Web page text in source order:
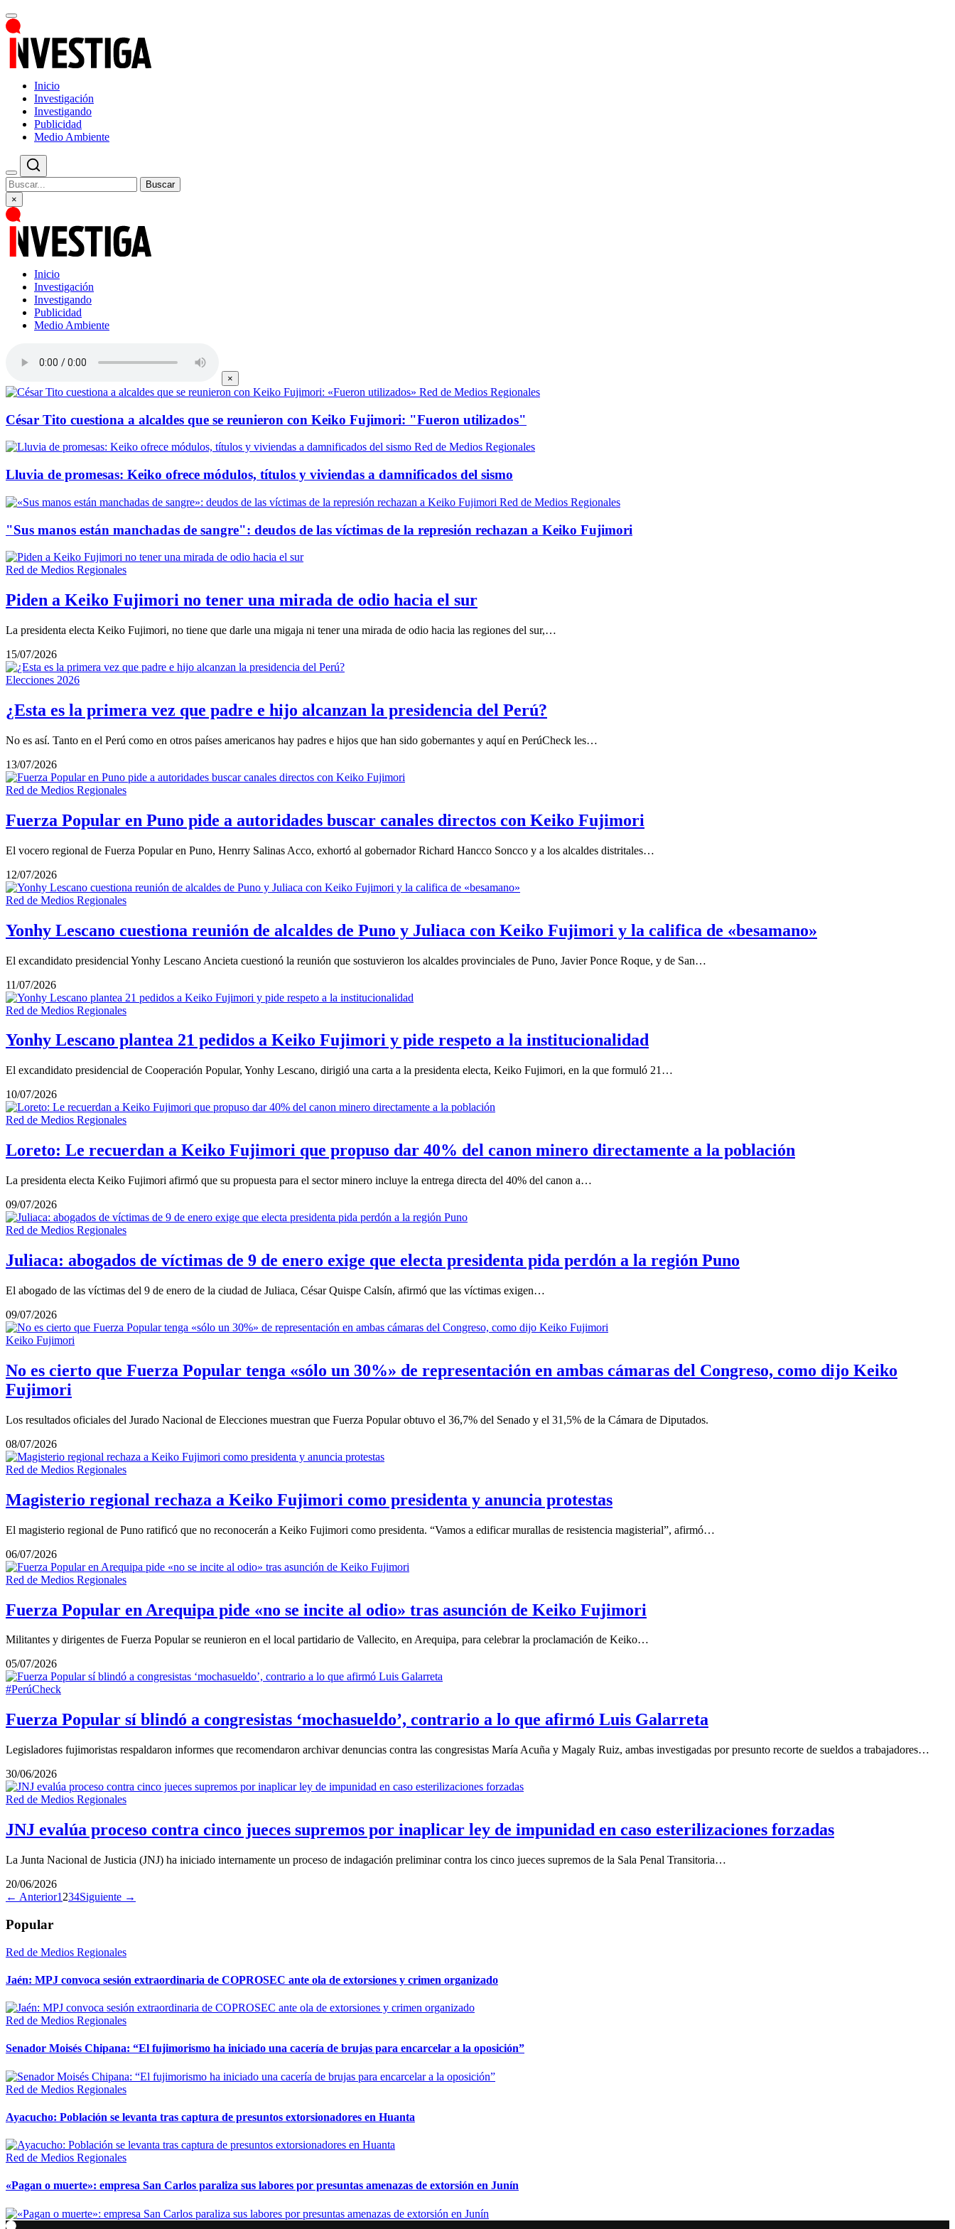
Inicio
Investigación
Investigando
Publicidad
Medio Ambiente
Buscar
×
Inicio
Investigación
Investigando
Publicidad
Medio Ambiente
×
Red de Medios Regionales
César Tito cuestiona a alcaldes que se reunieron con Keiko Fujimori: "Fueron utilizados"
Red de Medios Regionales
Lluvia de promesas: Keiko ofrece módulos, títulos y viviendas a damnificados del sismo
Red de Medios Regionales
"Sus manos están manchadas de sangre": deudos de las víctimas de la represión rechazan a Keiko Fujimori
Red de Medios Regionales
Piden a Keiko Fujimori no tener una mirada de odio hacia el sur
La presidenta electa Keiko Fujimori, no tiene que darle una migaja ni tener una mirada de odio hacia las regiones del sur,…
15/07/2026
Elecciones 2026
¿Esta es la primera vez que padre e hijo alcanzan la presidencia del Perú?
No es así. Tanto en el Perú como en otros países americanos hay padres e hijos que han sido gobernantes y aquí en PerúCheck les…
13/07/2026
Red de Medios Regionales
Fuerza Popular en Puno pide a autoridades buscar canales directos con Keiko Fujimori
El vocero regional de Fuerza Popular en Puno, Henrry Salinas Acco, exhortó al gobernador Richard Hancco Soncco y a los alcaldes distritales…
12/07/2026
Red de Medios Regionales
Yonhy Lescano cuestiona reunión de alcaldes de Puno y Juliaca con Keiko Fujimori y la califica de «besamano»
El excandidato presidencial Yonhy Lescano Ancieta cuestionó la reunión que sostuvieron los alcaldes provinciales de Puno, Javier Ponce Roque, y de San…
11/07/2026
Red de Medios Regionales
Yonhy Lescano plantea 21 pedidos a Keiko Fujimori y pide respeto a la institucionalidad
El excandidato presidencial de Cooperación Popular, Yonhy Lescano, dirigió una carta a la presidenta electa, Keiko Fujimori, en la que formuló 21…
10/07/2026
Red de Medios Regionales
Loreto: Le recuerdan a Keiko Fujimori que propuso dar 40% del canon minero directamente a la población
La presidenta electa Keiko Fujimori afirmó que su propuesta para el sector minero incluye la entrega directa del 40% del canon a…
09/07/2026
Red de Medios Regionales
Juliaca: abogados de víctimas de 9 de enero exige que electa presidenta pida perdón a la región Puno
El abogado de las víctimas del 9 de enero de la ciudad de Juliaca, César Quispe Calsín, afirmó que las víctimas exigen…
09/07/2026
Keiko Fujimori
No es cierto que Fuerza Popular tenga «sólo un 30%» de representación en ambas cámaras del Congreso, como dijo Keiko
Fujimori
Los resultados oficiales del Jurado Nacional de Elecciones muestran que Fuerza Popular obtuvo el 36,7% del Senado y el 31,5% de la Cámara de Diputados.
08/07/2026
Red de Medios Regionales
Magisterio regional rechaza a Keiko Fujimori como presidenta y anuncia protestas
El magisterio regional de Puno ratificó que no reconocerán a Keiko Fujimori como presidenta. “Vamos a edificar murallas de resistencia magisterial”, afirmó…
06/07/2026
Red de Medios Regionales
Fuerza Popular en Arequipa pide «no se incite al odio» tras asunción de Keiko Fujimori
Militantes y dirigentes de Fuerza Popular se reunieron en el local partidario de Vallecito, en Arequipa, para celebrar la proclamación de Keiko…
05/07/2026
#PerúCheck
Fuerza Popular sí blindó a congresistas ‘mochasueldo’, contrario a lo que afirmó Luis Galarreta
Legisladores fujimoristas respaldaron informes que recomendaron archivar denuncias contra las congresistas María Acuña y Magaly Ruiz, ambas investigadas por presunto recorte de sueldos a trabajadores…
30/06/2026
Red de Medios Regionales
JNJ evalúa proceso contra cinco jueces supremos por inaplicar ley de impunidad en caso esterilizaciones forzadas
La Junta Nacional de Justicia (JNJ) ha iniciado internamente un proceso de indagación preliminar contra los cinco jueces supremos de la Sala Penal Transitoria…
20/06/2026
← Anterior1 234Siguiente →
Popular
Red de Medios Regionales
Jaén: MPJ convoca sesión extraordinaria de COPROSEC ante ola de extorsiones y crimen organizado
Red de Medios Regionales
Senador Moisés Chipana: “El fujimorismo ha iniciado una cacería de brujas para encarcelar a la oposición”
Red de Medios Regionales
Ayacucho: Población se levanta tras captura de presuntos extorsionadores en Huanta
Red de Medios Regionales
«Pagan o muerte»: empresa San Carlos paraliza sus labores por presuntas amenazas de extorsión en Junín